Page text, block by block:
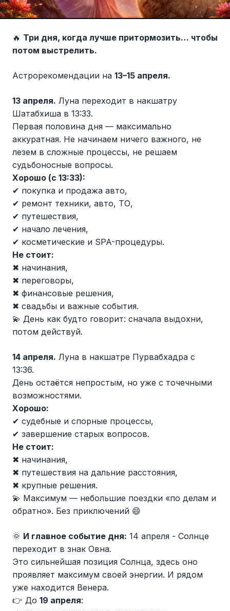
🔥 Три дня, когда лучше притормозить… чтобы
потом выстрелить.
Астрорекомендации на 13–15 апреля.
13 апреля. Луна переходит в накшатру
Шатабхиша в 13:33.
Первая половина дня — максимально
аккуратная. Не начинаем ничего важного, не
лезем в сложные процессы, не решаем
судьбоносные вопросы.
Хорошо (с 13:33):
✔ покупка и продажа авто,
✔ ремонт техники, авто, ТО,
✔ путешествия,
✔ начало лечения,
✔ косметические и SPA-процедуры.
Не стоит:
✖ начинания,
✖ переговоры,
✖ финансовые решения,
✖ свадьбы и важные события.
💫 День как будто говорит: сначала выдохни,
потом действуй.
14 апреля. Луна в накшатре Пурвабхадра с
13:36.
День остаётся непростым, но уже с точечными
возможностями.
Хорошо:
✔ судебные и спорные процессы,
✔ завершение старых вопросов.
Не стоит:
✖ начинания,
✖ путешествия на дальние расстояния,
✖ крупные решения.
💫 Максимум — небольшие поездки «по делам и
обратно». Без приключений 😄
🌞 И главное событие дня: 14 апреля - Солнце
переходит в знак Овна.
Это сильнейшая позиция Солнца, здесь оно
проявляет максимум своей энергии. И рядом
уже находится Венера.
👉 До 19 апреля: